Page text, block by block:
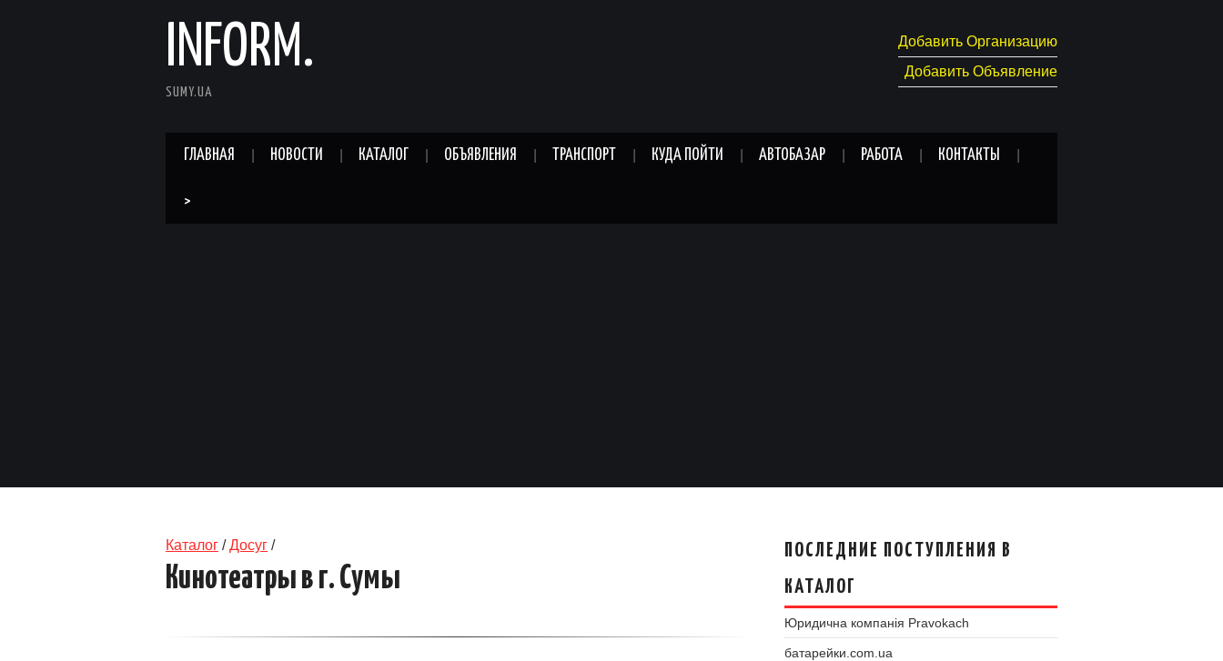
INFORM.
SUMY.UA
Добавить Организацию
Добавить Объявление
ГЛАВНАЯ НОВОСТИ КАТАЛОГ ОБЪЯВЛЕНИЯ ТРАНСПОРТ КУДА ПОЙТИ АВТОБАЗАР РАБОТА КОНТАКТЫ
>
Каталог /Досуг /
Кинотеатры в г. Сумы
ПОСЛЕДНИЕ ПОСТУПЛЕНИЯ В
КАТАЛОГ
Юридична компанія Pravokach
батарейки.com.ua